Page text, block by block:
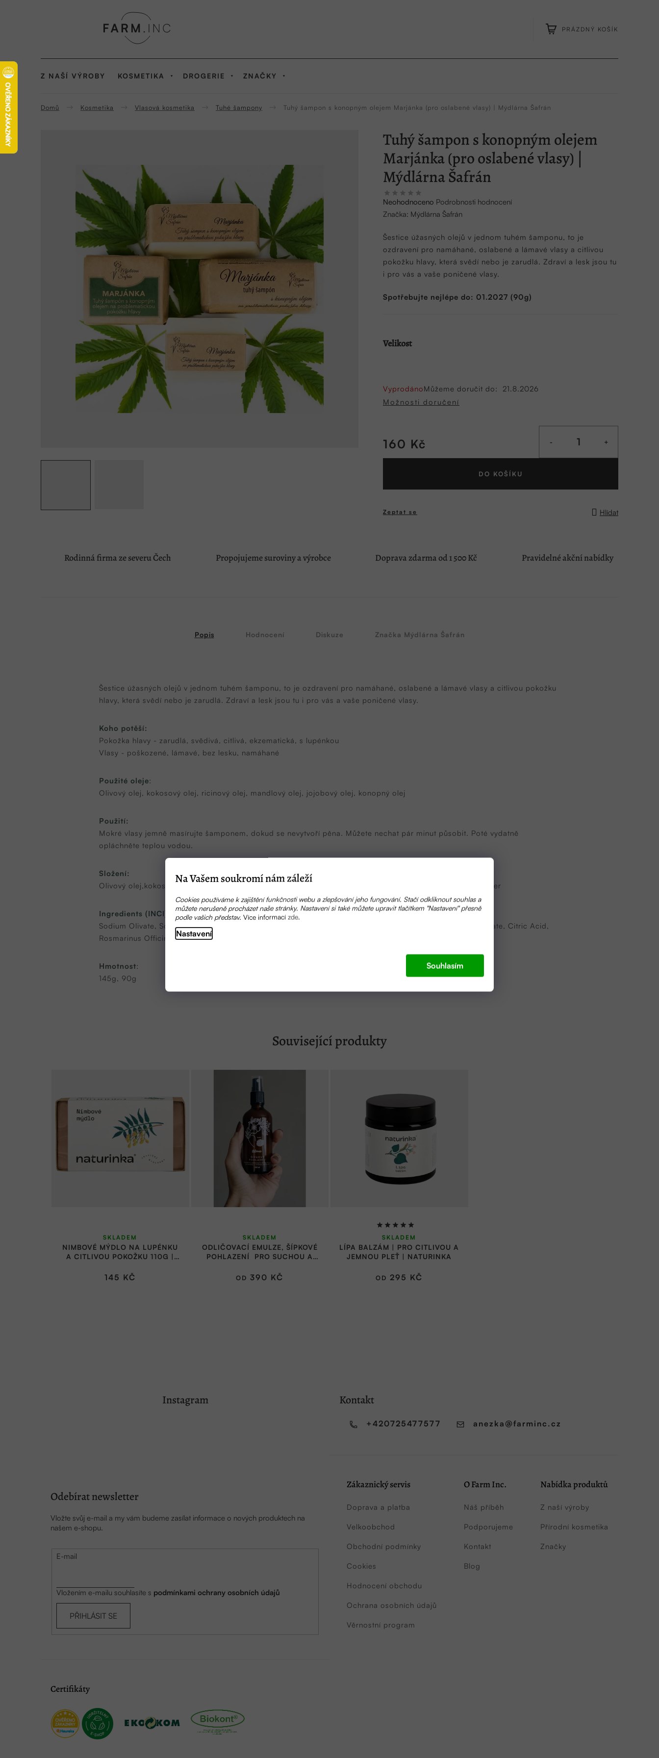
Na Vašem soukromí nám záleží
Cookies používáme k zajištění funkčnosti webu a zlepšování jeho fungování. Stačí odkliknout souhlas a
můžete nerušeně procházet naše stránky. Nastavení si také můžete upravit tlačítkem "Nastavení" přesně
podle vašich představ. Více informací zde.
Nastavení
Souhlasím
PRÁZDNÝ KOŠÍK
Z NAŠÍ VÝROBY KOSMETIKA DROGERIE ZNAČKY
Domů Kosmetika Vlasová kosmetika Tuhé šampony Tuhý šampon s konopným olejem Marjánka (pro oslabené vlasy) | Mýdlárna Šafrán
Tuhý šampon s konopným olejem
Marjánka (pro oslabené vlasy) |
Mýdlárna Šafrán
Průměrné
hodnocení
produktu
je
5
hvězdiček.
Neohodnoceno Podrobnosti hodnocení
Značka: Mýdlárna Šafrán
Šestice úžasných olejů v jednom tuhém šamponu, to je
ozdravení pro namáhané, oslabené a lámavé vlasy a citlivou
pokožku hlavy, která svědí nebo je zarudlá. Zdraví a lesk jsou tu
i pro vás a vaše poničené vlasy.
Spotřebujte nejlépe do: 01.2027 (90g)
Velikost
VyprodánoMůžeme doručit do:
21.8.2026
Možnosti doručení
160 Kč
DO KOŠÍKU
Zeptat se Hlídat
Rodinná firma ze severu Čech Propojujeme suroviny a výrobce Doprava zdarma od 1 500 Kč Pravidelné akční nabídky
Popis Hodnocení Diskuze Značka Mýdlárna Šafrán
Šestice úžasných olejů v jednom tuhém šamponu, to je ozdravení pro namáhané, oslabené a lámavé vlasy a citlivou pokožku
hlavy, která svědí nebo je zarudlá. Zdraví a lesk jsou tu i pro vás a vaše poničené vlasy.
Koho potěší:
Pokožka hlavy - zarudlá, svědivá, citlivá, ekzematická, s lupénkou
Vlasy - poškozené, lámavé, bez lesku, namáhané
Použité oleje:
Olivový olej, kokosový olej, ricinový olej, mandlový olej, jojobový olej, konopný olej
Použití:
Mokré vlasy jemně masírujte šamponem, dokud se nevytvoří pěna. Můžete nechat pár minut působit. Poté vydatně
opláchněte teplou vodou.
Složení:
Olivový olej,kokosový olej, jojobový olej, ricinový olej, konopný olej, mandlový olej, extrakt z grepových jader
Ingredients (INCI):
Sodium Olivate, Sodium Cocoate, Aqua, Glycerin, Sodium Castorate, Sodium Hempseedate, Sodium Jojobate, Citric Acid,
Rosmarinus Officinalis Leaf Extract, Helianthus Annuus Seed Oil
Hmotnost:
145g, 90g
Související produkty
NIMBOVÉ MÝDLO NA LUPÉNKU
A CITLIVOU POKOŽKU 110G |
SKLADEM
145 KČ
ODLIČOVACÍ EMULZE, ŠÍPKOVÉ
POHLAZENÍ PRO SUCHOU A
SKLADEM
OD 390 KČ
LÍPA BALZÁM | PRO CITLIVOU A
JEMNOU PLEŤ | NATURINKA
Průměrné
hodnocení
produktu
5,0
SKLADEM
OD 295 KČ
Instagram Kontakt
anezka @farminc.cz
+420725477577
Odebírat newsletter
Vložte svůj e-mail a my vám budeme zasílat informace o nových produktech na
našem e-shopu.
E-mail
Vložením e-mailu souhlasíte s podmínkami ochrany osobních údajů
PŘIHLÁSIT SE
Zákaznický servis
Doprava a platba
Velkoobchod
Obchodní podmínky
Cookies
Hodnocení obchodu
Ochrana osobních údajů
Věrnostní program
O Farm Inc.
Náš příběh
Podporujeme
Kontakt
Blog
Nabídka produktů
Z naší výroby
Přírodní kosmetika
Značky
Certifikáty